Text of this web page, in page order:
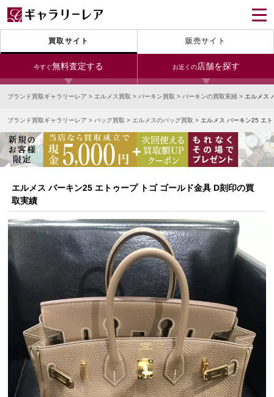
買取サイト 販売サイト
今すぐ無料査定する お近くの店舗を探す
24時間受付（対応時間10:00～19:00）
宅配買取を申し込む
無料の宅配キットをお届けします
今すぐ電話査定
受付時間 10:00～19:00
銀座本店 青山表参道店 新宿東口店
小田急新宿店 LAB東京 名古屋大須店
なんば店
中野ブロードウェイ
宅配買取を申し込む
無料の宅配キットをお届けします
ブランド買取ギャラリーレア > エルメス買取 > バーキン買取 > バーキンの買取実績 > エルメス
ブランド買取ギャラリーレア > バッグ買取 > エルメスのバッグ買取 > エルメス バーキン25 エ
エルメス バーキン25 エトゥープ トゴ ゴールド金具 D刻印の買
取実績